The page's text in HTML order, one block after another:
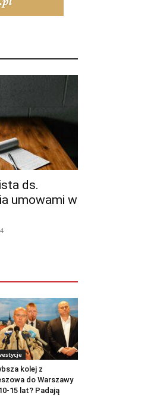
ds.
umowami w
kolej z
do Warszawy
15 lat? Padają